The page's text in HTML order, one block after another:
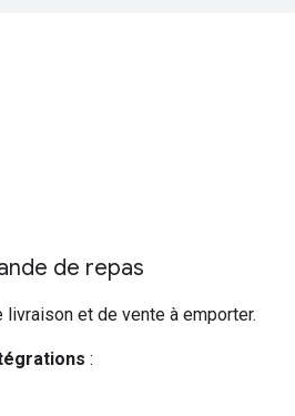
de repas
et de vente à emporter.
: